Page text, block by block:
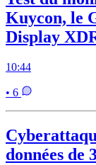
Kuycon, le
Display
10:44
• 6
données de